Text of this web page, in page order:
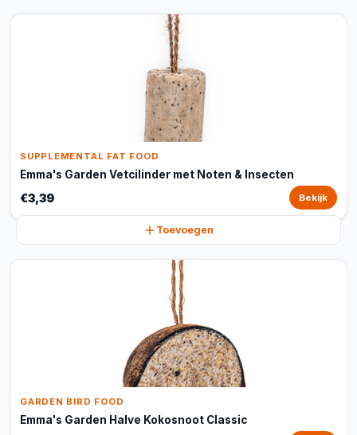
SUPPLEMENTAL FAT FOOD
Emma's Garden Vetcilinder met Noten & Insecten
€3,39 Bekijk
Toevoegen
GARDEN BIRD FOOD
Emma's Garden Halve Kokosnoot Classic